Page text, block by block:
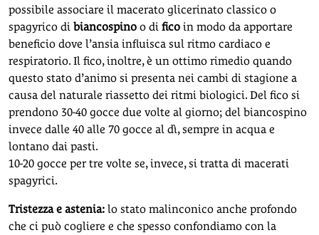
possibile associare il macerato glicerinato classico o
spagyrico di biancospino o di fico in modo da apportare
beneficio dove l’ansia influisca sul ritmo cardiaco e
respiratorio. Il fico, inoltre, è un ottimo rimedio quando
questo stato d’animo si presenta nei cambi di stagione a
causa del naturale riassetto dei ritmi biologici. Del fico si
prendono 30-40 gocce due volte al giorno; del biancospino
invece dalle 40 alle 70 gocce al dì, sempre in acqua e
lontano dai pasti.
10-20 gocce per tre volte se, invece, si tratta di macerati
spagyrici.
Tristezza e astenia: lo stato malinconico anche profondo
che ci può cogliere e che spesso confondiamo con la